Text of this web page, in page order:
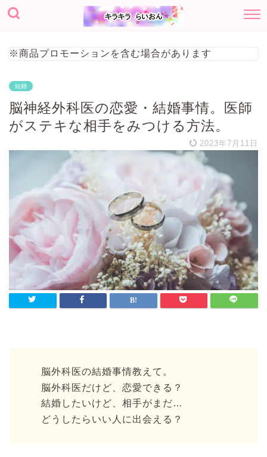
※商品プロモーションを含む場合があります
結婚
脳神経外科医の恋愛・結婚事情。医師
がステキな相手をみつける方法。
2023年7月11日
脳外科医の結婚事情教えて。
脳外科医だけど、恋愛できる？
結婚したいけど、相手がまだ…
どうしたらいい人に出会える？